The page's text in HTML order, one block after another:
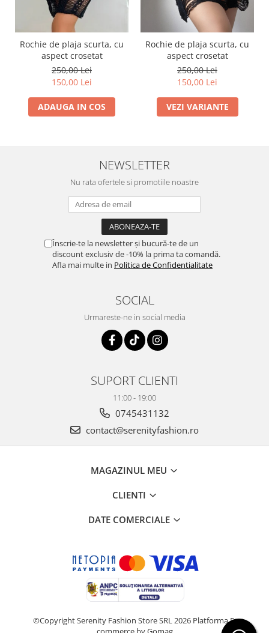
Rochie de plaja scurta, cu
aspect crosetat
250,00 Lei
150,00 Lei
ADAUGA IN COS
Rochie de plaja scurta, cu
aspect crosetat
250,00 Lei
150,00 Lei
VEZI VARIANTE
NEWSLETTER
Nu rata ofertele si promotiile noastre
Înscrie-te la newsletter și bucură-te de un
discount exclusiv de -10% la prima ta comandă.
Afla mai multe in Politica de Confidentialitate
SOCIAL
Urmareste-ne in social media
SUPORT CLIENTI
11:00 - 19:00
0745431132
contact@serenityfashion.ro
MAGAZINUL MEU
CLIENTI
DATE COMERCIALE
©Copyright Serenity Fashion Store SRL 2026 Platforma E-